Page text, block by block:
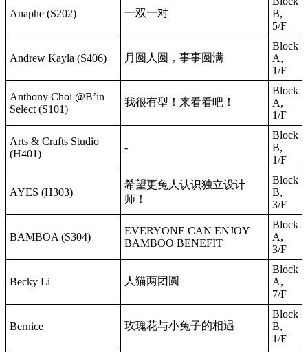
Anaphe (S202) 一双一对
B,
5/F
Andrew Kayla (S406) 月圆人圆，事事圆满
Block
A,
1/F
Anthony Choi @B’in
Select (S101)
我很有型！来看看吧！
Block
A,
1/F
Arts & Crafts Studio
(H401)
-
Block
B,
1/F
AYES (H303)
希望更兔人认识独立设计
师！
Block
B,
3/F
BAMBOA (S304)
EVERYONE CAN ENJOY
BAMBOO BENEFIT
Block
A,
3/F
Becky Li 人猫两团圆
Block
A,
7/F
Bernice 玫瑰花与小兔子的相遇
Block
B,
1/F